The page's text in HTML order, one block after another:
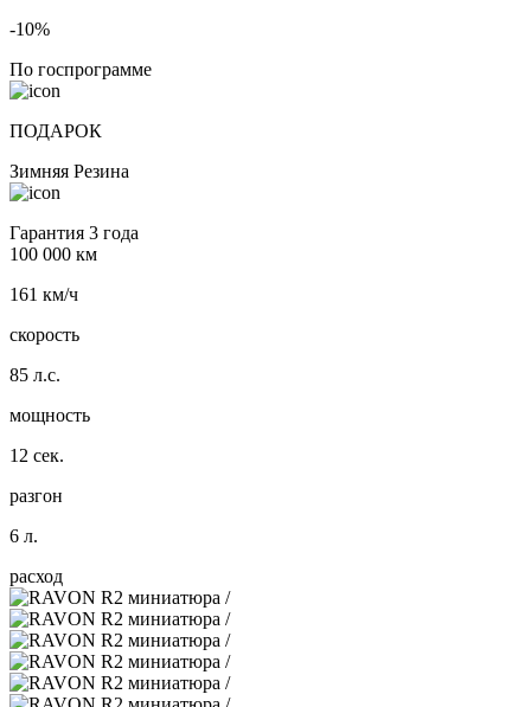
-10%
По госпрограмме
ПОДАРОК
Зимняя Резина
Гарантия 3 года
100 000 км
161 км/ч
скорость
85 л.с.
мощность
12 сек.
разгон
6 л.
расход